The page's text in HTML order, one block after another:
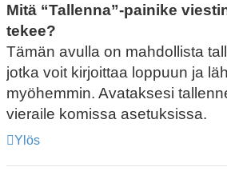
Mitä “Tallenna”-painike
tekee?
Tämän avulla on mahdollista
jotka voit kirjoittaa loppuun ja
myöhemmin. Avataksesi
vieraile komissa asetuksissa.
Ylös